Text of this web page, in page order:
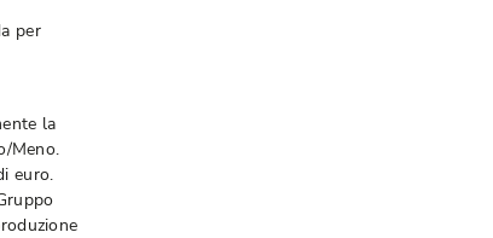
per
la
Meno.
euro.